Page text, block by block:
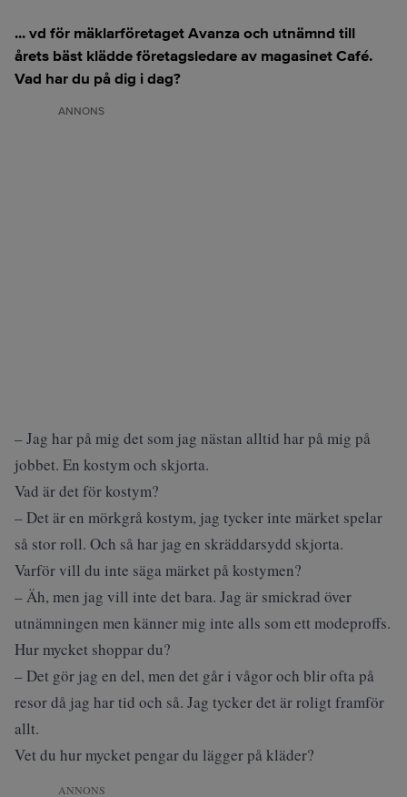
... vd för mäklarföretaget Avanza och utnämnd till
årets bäst klädde företagsledare av magasinet Café.
Vad har du på dig i dag?
ANNONS
– Jag har på mig det som jag nästan alltid har på mig på
jobbet. En kostym och skjorta.
Vad är det för kostym?
– Det är en mörkgrå kostym, jag tycker inte märket spelar
så stor roll. Och så har jag en skräddarsydd skjorta.
Varför vill du inte säga märket på kostymen?
– Äh, men jag vill inte det bara. Jag är smickrad över
utnämningen men känner mig inte alls som ett modeproffs.
Hur mycket shoppar du?
– Det gör jag en del, men det går i vågor och blir ofta på
resor då jag har tid och så. Jag tycker det är roligt framför
allt.
Vet du hur mycket pengar du lägger på kläder?
ANNONS